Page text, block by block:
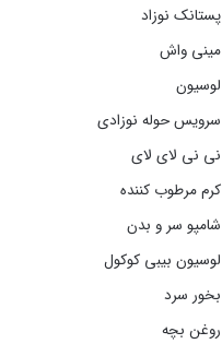
پستانک نوزاد
مینی واش
لوسیون
سرویس حوله نوزادی
نی نی لای لای
کرم مرطوب کننده
شامپو سر و بدن
لوسیون بیبی کوکول
بخور سرد
روغن بچه